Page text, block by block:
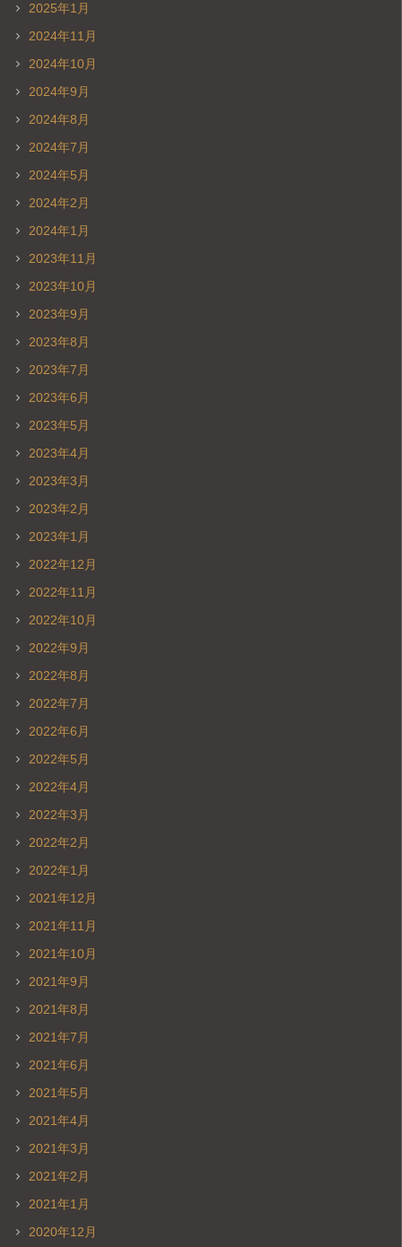
2025年1月
2024年11月
2024年10月
2024年9月
2024年8月
2024年7月
2024年5月
2024年2月
2024年1月
2023年11月
2023年10月
2023年9月
2023年8月
2023年7月
2023年6月
2023年5月
2023年4月
2023年3月
2023年2月
2023年1月
2022年12月
2022年11月
2022年10月
2022年9月
2022年8月
2022年7月
2022年6月
2022年5月
2022年4月
2022年3月
2022年2月
2022年1月
2021年12月
2021年11月
2021年10月
2021年9月
2021年8月
2021年7月
2021年6月
2021年5月
2021年4月
2021年3月
2021年2月
2021年1月
2020年12月